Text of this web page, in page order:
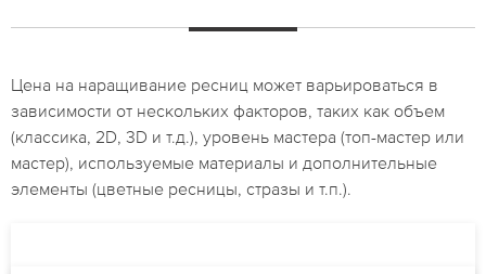
Цена на наращивание ресниц может варьироваться в
зависимости от нескольких факторов, таких как объем
(классика, 2D, 3D и т.д.), уровень мастера (топ-мастер или
мастер), используемые материалы и дополнительные
элементы (цветные ресницы, стразы и т.п.).